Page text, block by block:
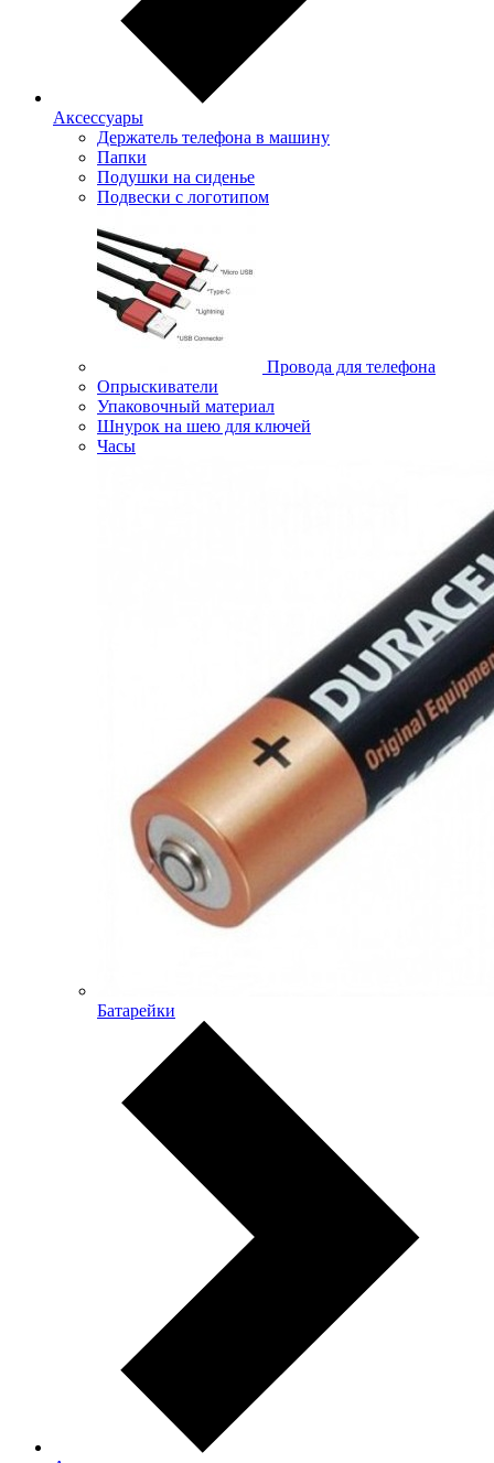
Аксессуары
Держатель телефона в машину
Папки
Подушки на сиденье
Подвески с логотипом
Провода для телефона
Опрыскиватели
Упаковочный материал
Шнурок на шею для ключей
Часы
Батарейки